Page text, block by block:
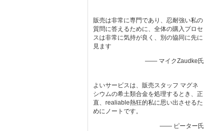
販売は非常に専門であり、忍耐強い私の
質問に答えるために、全体の購入プロセ
スは非常に気持が良く、別の協同に先に
見ます
—— マイクZaudke氏
よいサービスは、販売スタッフ マグネ
シウムの希土類合金を処理するとき、正
直、realiable熱狂的私に思い出させるた
めにノートです。
—— ピーター氏